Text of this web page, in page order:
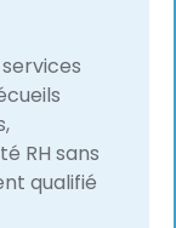
services
RH sans
qualifié